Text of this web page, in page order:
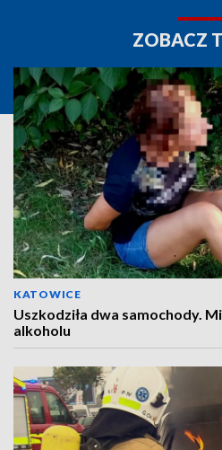
ZOBACZ
KATOWICE
Uszkodziła dwa samochody.
alkoholu